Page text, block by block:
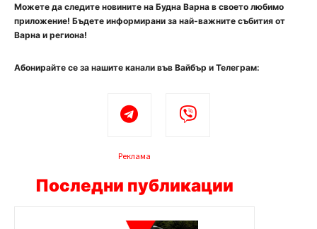
Можете да следите новините на Будна Варна в своето любимо
приложение! Бъдете информирани за най-важните събития от
Варна и региона!
Абонирайте се за нашите канали във Вайбър и Телеграм:
Реклама
Последни публикации